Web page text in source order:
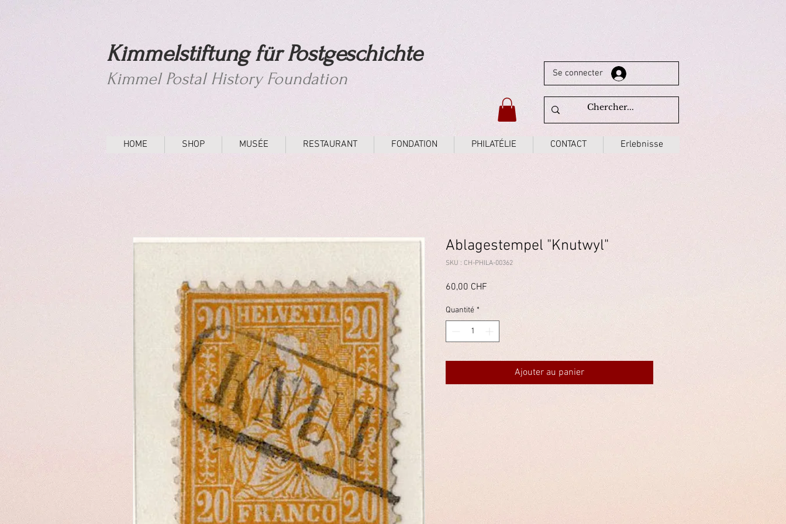
Kimmelstiftung für Postgeschichte
Kimmel Postal History Foundation Se connecter
HOME SHOP MUSÉE RESTAURANT FONDATION PHILATÉLIE CONTACT Erlebnisse
Ablagestempel "Knutwyl"
SKU : CH-PHILA-00362
60,00 CHF
Quantité *
Ajouter au panier